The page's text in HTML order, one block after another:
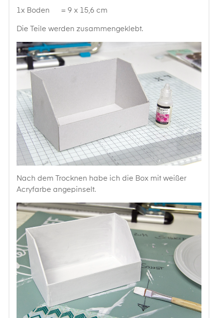
1x Boden = 9 x 15,6 cm
Die Teile werden zusammengeklebt.
Nach dem Trocknen habe ich die Box mit weißer
Acryfarbe angepinselt.